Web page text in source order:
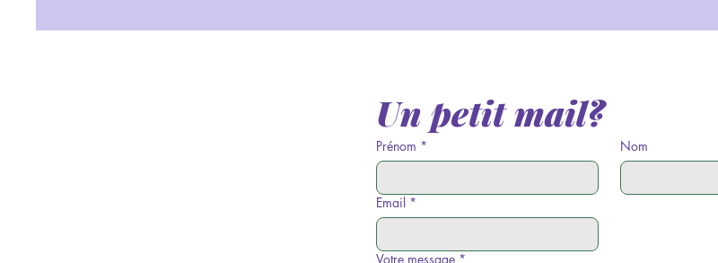
Un petit mail?
Prénom * Nom
Email *
Votre message *